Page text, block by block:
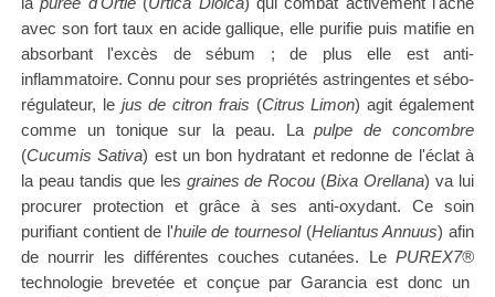
avec son fort taux en acide gallique, elle purifie puis matifie en
absorbant l'excès de sébum ; de plus elle est anti-
inflammatoire. Connu pour ses propriétés astringentes et sébo-
régulateur, le jus de citron frais (Citrus Limon) agit également
comme un tonique sur la peau. Lapulpe de concombre
(Cucumis Sativa) est un bon hydratant et redonne de l'éclat à
la peau tandis que les graines de Rocou (Bixa Orellana) va lui
procurer protection et grâce à ses anti-oxydant. Ce soin
purifiant contient de l'huile de tournesol(Heliantus Annuus) afin
de nourrir les différentes couches cutanées. LePUREX7®
technologie brevetée et conçue par Garancia est donc un